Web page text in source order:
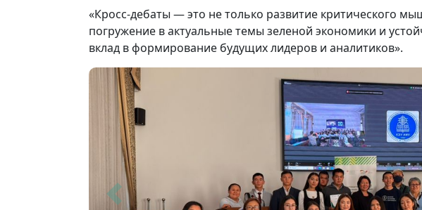
«Кросс-дебаты — это не только развитие критического
погружение в актуальные темы зеленой экономики и
вклад в формирование будущих лидеров и аналитиков».
Previous